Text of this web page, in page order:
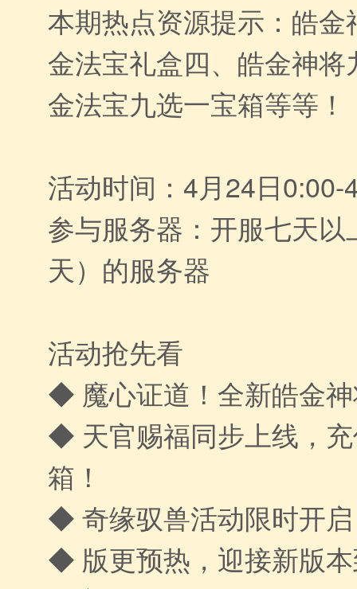
本期热点资源提示：皓
金法宝礼盒四、皓金神
金法宝九选一宝箱等等！
活动时间：4月24日0:00-
参与服务器：开服七天以
天）的服务器
活动抢先看
◆ 魔心证道！全新皓金
◆ 天官赐福同步上线，
箱！
◆ 奇缘驭兽活动限时开
◆ 版更预热，迎接新版